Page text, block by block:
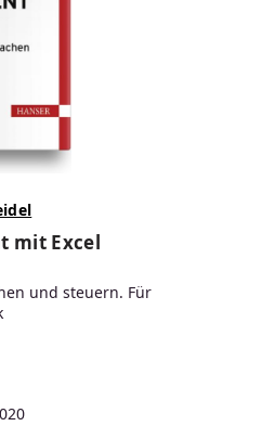
mit Excel
und steuern. Für